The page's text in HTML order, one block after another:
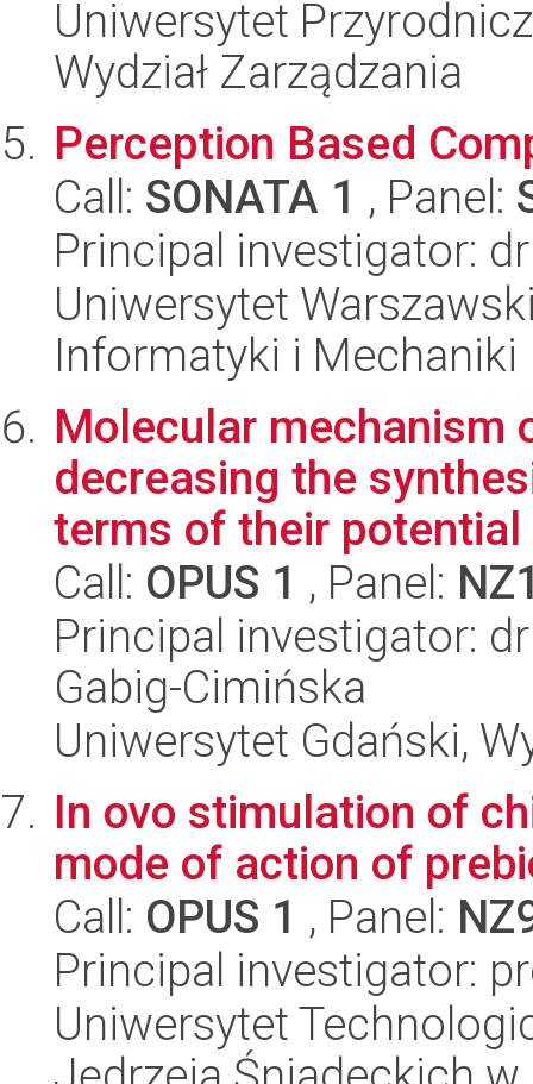
Uniwersytet
Wydział Zarządzania
Perception Based
Call: SONATA 1 , Panel:
Principal investigator:
Uniwersytet
Informatyki i Mechaniki
Molecular mechanism
decreasing the
terms of their potential
Call: OPUS 1 , Panel:
Principal investigator:
Gabig-Cimińska
Uniwersytet Gdański,
In ovo stimulation of
mode of action of
Call: OPUS 1 , Panel:
Principal investigator:
Uniwersytet